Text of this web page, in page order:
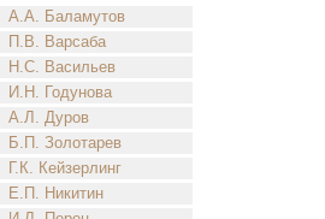
А.А. Баламутов
П.В. Варсаба
Н.С. Васильев
И.Н. Годунова
А.Л. Дуров
Б.П. Золотарев
Г.К. Кейзерлинг
Е.П. Никитин